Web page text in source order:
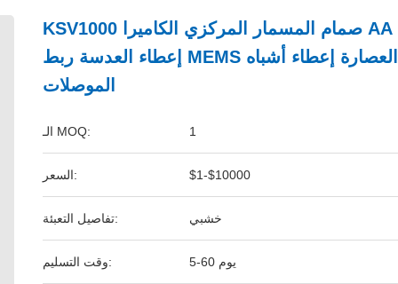
KSV1000 صمام المسمار المركزي الكاميرا AA عملية
إعطاء العدسة ربط MEMS اللحام العصارة إعطاء أشباه
الموصلات
الـ MOQ: 1
السعر: $1-$10000
تفاصيل التعبئة: خشبي
وقت التسليم: 5-60 يوم